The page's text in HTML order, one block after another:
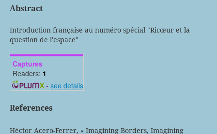
Abstract
Introduction française au numéro spécial "Ricœur et la
question de l'espace"
Captures
Readers: 1
- see details
References
Héctor Acero-Ferrer, « Imagining Borders, Imagining